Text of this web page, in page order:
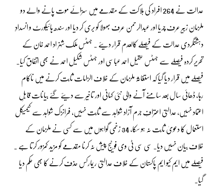
عدالت نے 264 افراد کی ہلاکت کے مقدمے میں سزائے موت پانے والے دو
ملزمان زبیر عرف چریا اور عبدالرحمن عرف بھولا کو بری کر دیا اور سندھ ہائیکورٹ و انسدادِ
دہشتگردی عدالت کے فیصلے کالعدم قرار دیئے ۔ جسٹس ملک شہزاد احمد خان کے
تحریر کردہ فیصلے سے جسٹس عقیل احمد عباسی اور جسٹس شکیل احمد نے بھی اتفاق کیا۔
فیصلے میں قرار دیا گیا کہ استغاثہ ملزمان کے خلاف الزامات ثابت کرنے میں ناکام
رہا، ڈھائی سال بعد سامنے آنے والی نئی کہانی اور تاخیر سے دیئے گئے بیانات قابلِ
اعتماد نہیں، عدالتی اعترافِ جرم آزاد شواہد سے ثابت نہیں، فرانزک شواہد سے کیمیکل
استعمال کا دعویٰ ثابت نہ ہو سکا، 34 زخمی گواہوں میں سے کسی نے ملزمان کے
خلاف بیان نہیں دیا۔ سی سی ٹی وی فوٹیج پیش نہ کرنا مقدمے کو مزید کمزور کرتا ہے ۔
فیصلے میں ایم کیو ایم پاکستان کے خلاف عدالتی ریمارکس حذف کرنے کا بھی حکم دیا
گیا۔